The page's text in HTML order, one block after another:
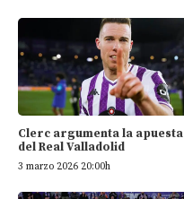
Clerc argumenta la apuesta
del Real Valladolid
3 marzo 2026 20:00h